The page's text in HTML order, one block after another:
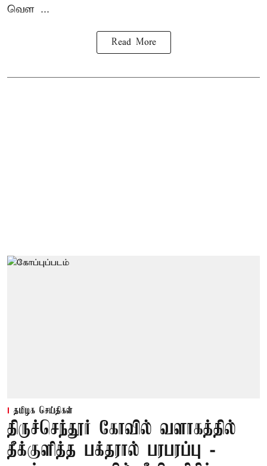
வெள ...
Read More
தமிழக செய்திகள்
திருச்செந்தூர் கோவில் வளாகத்தில்
தீக்குளித்த பக்தரால் பரபரப்பு -